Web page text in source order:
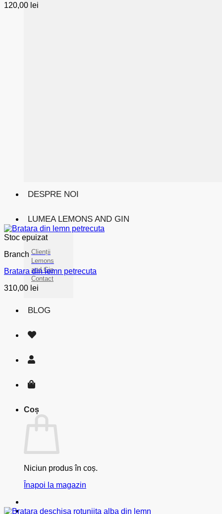
DESPRE NOI
LUMEA LEMONS AND GIN
Clienții
Lemons
and Gin
Contact
BLOG
Coș
Niciun produs în coș.
Înapoi la magazin
120,00 lei
Stoc epuizat
Branch
Bratara din lemn petrecuta
310,00 lei